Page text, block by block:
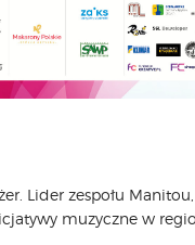
Lider zespołu
muzyczne w